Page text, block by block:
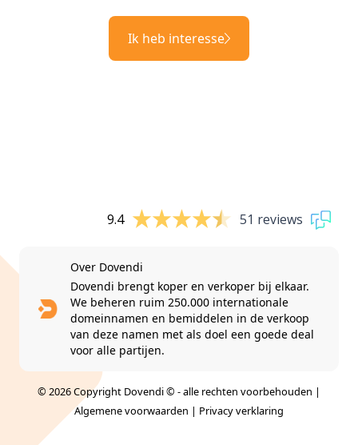
Ik heb interesse
9.4 51 reviews
Over Dovendi
Dovendi brengt koper en verkoper bij elkaar.
We beheren ruim 250.000 internationale
domeinnamen en bemiddelen in de verkoop
van deze namen met als doel een goede deal
voor alle partijen.
© 2026 Copyright Dovendi © - alle rechten voorbehouden |
Algemene voorwaarden | Privacy verklaring